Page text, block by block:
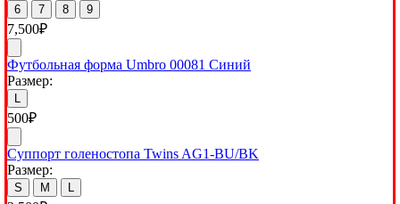
6 7 8 9
7,500₽
Футбольная форма Umbro 00081 Синий
Размер:
500₽
Суппорт голеностопа Twins AG1-BU/BK
Размер:
S M